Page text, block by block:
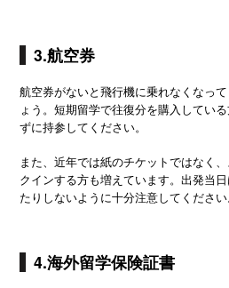
3.航空券
航空券がないと飛行機に乗れなくなっ
ょう。短期留学で往復分を購入してい
ずに持参してください。
また、近年では紙のチケットではなく
クインする方も増えています。出発当
たりしないように十分注意してください
4.海外留学保険証書